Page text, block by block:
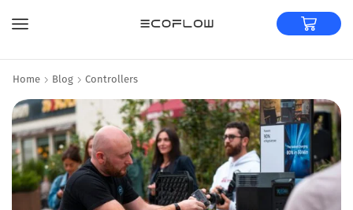
Home Blog Controllers